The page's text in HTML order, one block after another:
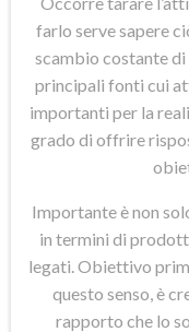
farlo serve sapere
scambio costante
principali fonti cui
importanti per la
grado di offrire
Importante è non
in termini di
legati. Obiettivo
questo senso, è
rapporto che lo